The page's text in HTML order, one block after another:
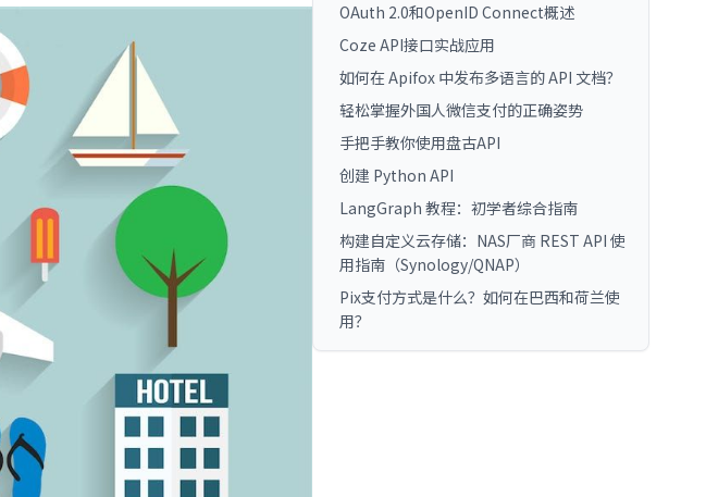
OAuth 2.0和OpenID Connect概述
Coze API接口实战应用
如何在 Apifox 中发布多语言的 API 文档？
轻松掌握外国人微信支付的正确姿势
手把手教你使用盘古API
创建 Python API
LangGraph 教程：初学者综合指南
构建自定义云存储：NAS厂商 REST API 使
用指南（Synology/QNAP）
Pix支付方式是什么？如何在巴西和荷兰使
用？